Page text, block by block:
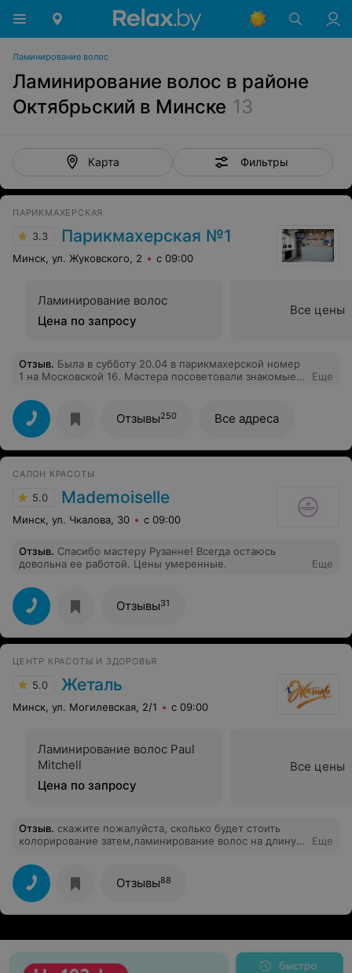
Ламинирование волос
Ламинирование волос в районе
Октябрьский в Минске 13
Карта Фильтры
ПАРИКМАХЕРСКАЯ
3.3 Парикмахерская №1
Минск, ул. Жуковского, 2 с 09:00
Ламинирование волос
Цена по запросу
Все цены
Отзыв. Была в субботу 20.04 в парикмахерской номер
1 на Московской 16. Мастера посоветовали знакомые -
термокератин. Надо сказать, итог превзошёл мои
ожидания) Огромное спасибо за предоставленную
радость! Атмосфера уюта и доброжелательности
приятно удивила! Администратор супер. Девочки -
респект!
Еще
Отзывы250 Все адреса
САЛОН КРАСОТЫ
5.0 Mademoiselle
Минск, ул. Чкалова, 30 с 09:00
Отзыв. Спасибо мастеру Рузанне! Всегда остаюсь
довольна ее работой. Цены умеренные.
Еще
Отзывы31
ЦЕНТР КРАСОТЫ И ЗДОРОВЬЯ
5.0 Жеталь
Минск, ул. Могилевская, 2/1 с 09:00
Ламинирование волос Paul
Mitchell
Цена по запросу
Все цены
Отзыв. скажите пожалуйста, сколько будет стоить
колорирование затем,ламинирование волос на длину
Еще
Отзывы88